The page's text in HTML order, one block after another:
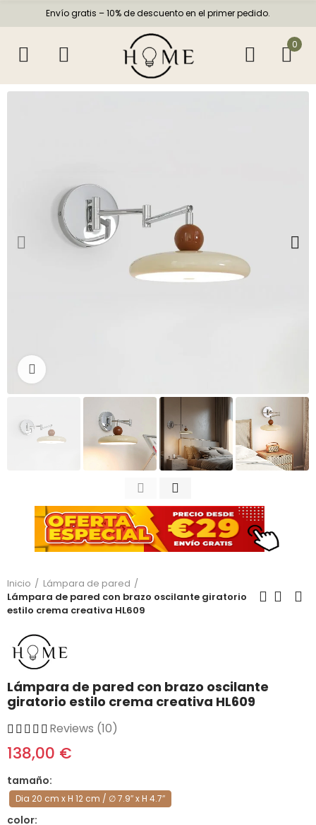
Envío gratis – 10% de descuento en el primer pedido.
0
Inicio
Lámpara de pared
Lámpara de pared con brazo oscilante giratorio
estilo crema creativa HL609
Lámpara de pared con brazo oscilante
giratorio estilo crema creativa HL609
Reviews (10)
138,00 €
tamaño
Dia 20 cm x H 12 cm / ∅ 7.9″ x H 4.7″
color